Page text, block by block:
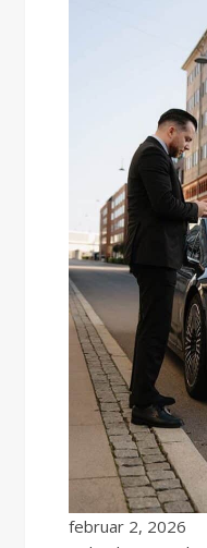
februar 2, 2026